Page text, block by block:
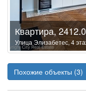
Квартира,
Улица Элизабетес, 4
Похожие объекты (3)